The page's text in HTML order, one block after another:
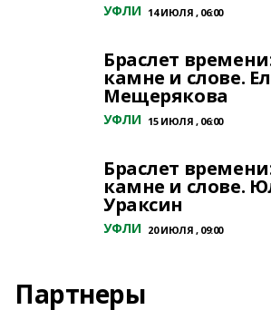
УФЛИ 14 ИЮЛЯ , 06:00
Браслет
камне и слове.
Мещерякова
УФЛИ 15 ИЮЛЯ , 06:00
Браслет
камне и слове.
Ураксин
УФЛИ 20 ИЮЛЯ , 09:00
Партнеры